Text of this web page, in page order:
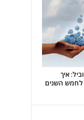
איך
לחמש השנים